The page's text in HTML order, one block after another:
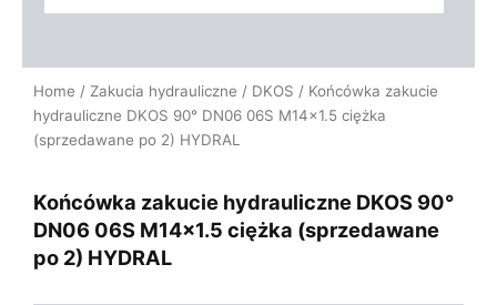
Home / Zakucia hydrauliczne / DKOS / Końcówka zakucie
hydrauliczne DKOS 90° DN06 06S M14x1.5 ciężka
(sprzedawane po 2) HYDRAL
Końcówka zakucie hydrauliczne DKOS 90°
DN06 06S M14x1.5 ciężka (sprzedawane
po 2) HYDRAL